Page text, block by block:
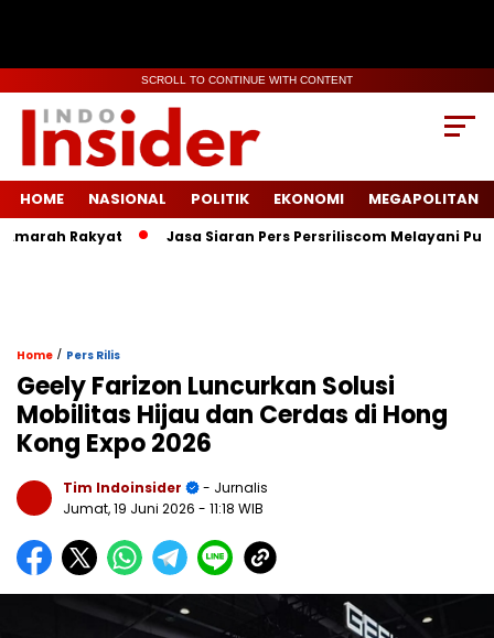
SCROLL TO CONTINUE WITH CONTENT
HOME NASIONAL POLITIK EKONOMI MEGAPOLITAN
Rakyat Jasa Siaran Pers Persriliscom Melayani
Home / Pers Rilis
Geely Farizon Luncurkan Solusi
Mobilitas Hijau dan Cerdas di Hong
Kong Expo 2026
Tim Indoinsider
- Jurnalis
Jumat, 19 Juni 2026 - 11:18 WIB